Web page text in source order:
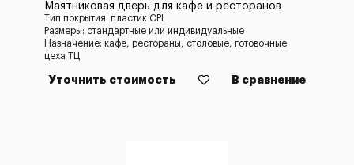
Маятниковая дверь для кафе и ресторанов
Тип покрытия: пластик CPL
Размеры: стандартные или индивидуальные
Назначение: кафе, рестораны, столовые, готовочные
цеха ТЦ
Уточнить стоимость В сравнение